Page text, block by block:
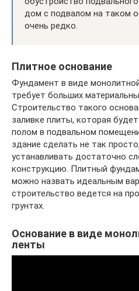
дом с подвалом на таком
очень редко.
Плитное основание
Фундамент в виде
требует больших
Строительство такого
заливке плиты, которая
полом в подвальном
здание сделать не так
устанавливать достаточно
конструкцию. Плитный
можно назвать идеальным
строительство ведется на
грунтах.
Основание в виде
ленты